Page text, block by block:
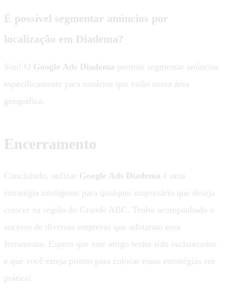
É possível segmentar anúncios por
localização em Diadema?
Sim! O Google Ads Diadema permite segmentar anúncios
especificamente para usuários que estão nessa área
geográfica.
Encerramento
Concluindo, utilizar Google Ads Diadema é uma
estratégia inteligente para qualquer empresário que deseja
crescer na região do Grande ABC. Tenho acompanhado o
sucesso de diversas empresas que adotaram essa
ferramenta. Espero que este artigo tenha sido esclarecedor
e que você esteja pronto para colocar essas estratégias em
prática!